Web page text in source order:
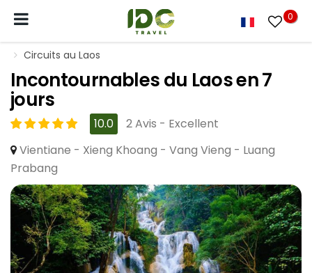
0
Circuits au Laos
Incontournables du Laos en 7
jours
10.0
2 Avis - Excellent
Vientiane - Xieng Khoang - Vang Vieng - Luang
Prabang